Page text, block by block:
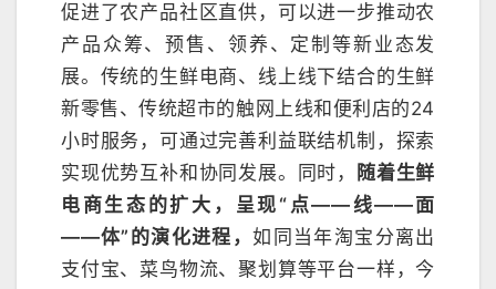
促进了农产品社区直供，可以进一步推动农
产品众筹、预售、领养、定制等新业态发
展。传统的生鲜电商、线上线下结合的生鲜
新零售、传统超市的触网上线和便利店的24
小时服务，可通过完善利益联结机制，探索
实现优势互补和协同发展。同时，
随着生鲜
电商生态的扩大，呈现“点——线——面
——体”的演化进程，如同当年淘宝分离出
支付宝、菜鸟物流、聚划算等平台一样，今